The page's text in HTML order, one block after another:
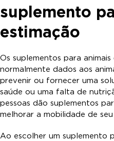
suplemento
estimação
Os suplementos para
normalmente dados aos
prevenir ou fornecer uma
saúde ou uma falta de
pessoas dão suplementos
melhorar a mobilidade de
Ao escolher um suplemento